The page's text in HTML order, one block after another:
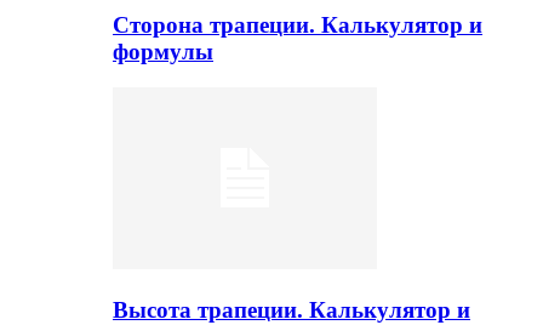
Сторона трапеции. Калькулятор и
формулы
Высота трапеции. Калькулятор и